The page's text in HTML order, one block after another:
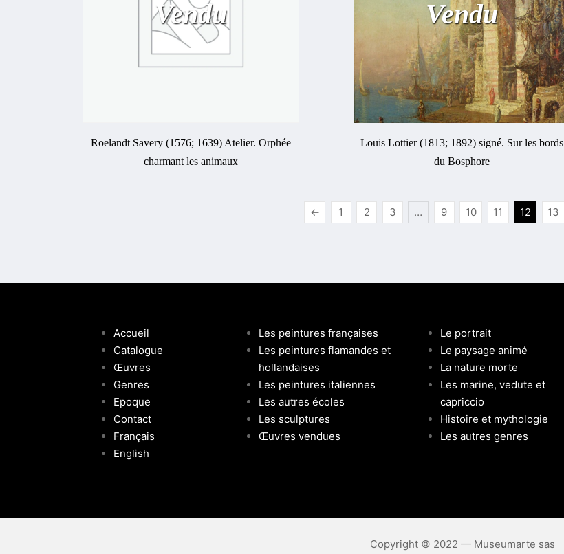
Vendu
Roelandt Savery (1576; 1639) Atelier. Orphée
charmant les animaux
Vendu
Louis Lottier (1813; 1892) signé. Sur les bords
du Bosphore
← 1 2 3 … 9 10 11 12 13
Accueil
Catalogue
Œuvres
Genres
Epoque
Contact
Français
English
Les peintures françaises
Les peintures flamandes et
hollandaises
Les peintures italiennes
Les autres écoles
Les sculptures
Œuvres vendues
Le portrait
Le paysage animé
La nature morte
Les marine, vedute et
capriccio
Histoire et mythologie
Les autres genres
Copyright © 2022 — Museumarte sas